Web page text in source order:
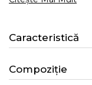
Caracteristică
Compoziție